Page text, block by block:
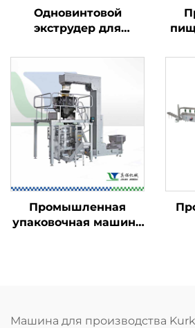
Одновинтовой
экструдер для
Промышленная
упаковочная машина
Машина для производства